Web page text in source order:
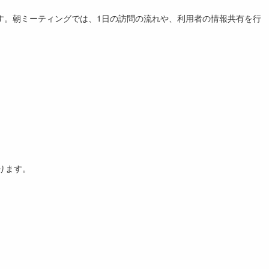
朝ミーティングでは、1日の訪問の流れや、利用者の情報共有を行
す。